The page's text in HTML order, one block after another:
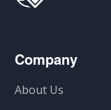
Company
About Us